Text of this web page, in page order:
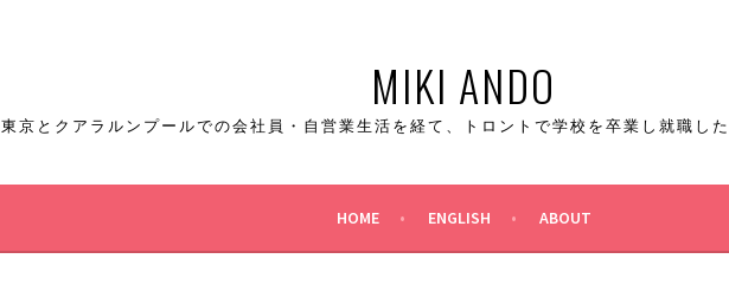
MIKI ANDO
東京とクアラルンプールでの会社員・自営業生活を経て、トロントで学校を卒業し就職し
HOME ENGLISH ABOUT